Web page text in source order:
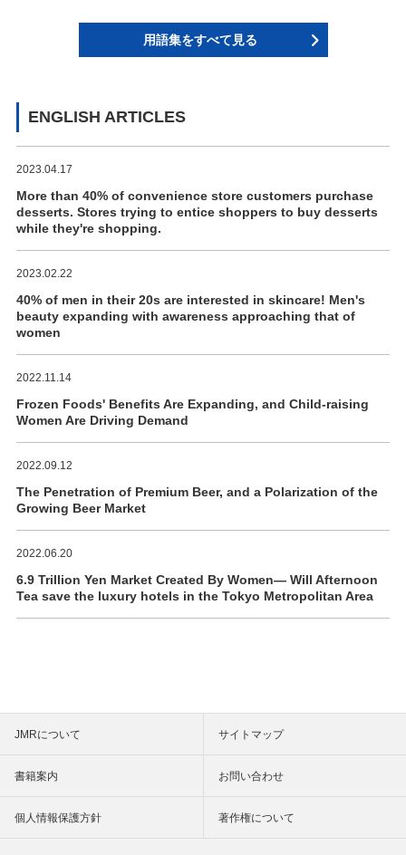
用語集をすべて見る
ENGLISH ARTICLES
2023.04.17
More than 40% of convenience store customers purchase
desserts. Stores trying to entice shoppers to buy desserts
while they're shopping.
2023.02.22
40% of men in their 20s are interested in skincare! Men's
beauty expanding with awareness approaching that of
women
2022.11.14
Frozen Foods' Benefits Are Expanding, and Child-raising
Women Are Driving Demand
2022.09.12
The Penetration of Premium Beer, and a Polarization of the
Growing Beer Market
2022.06.20
6.9 Trillion Yen Market Created By Women― Will Afternoon
Tea save the luxury hotels in the Tokyo Metropolitan Area
JMRについて サイトマップ
書籍案内 お問い合わせ
個人情報保護方針 著作権について